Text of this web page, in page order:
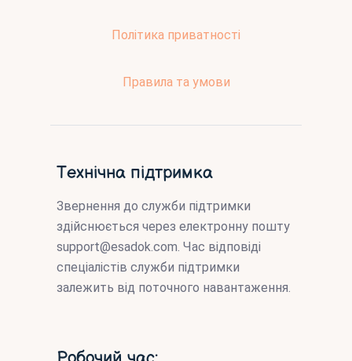
Політика приватності
Правила та умови
Технічна підтримка
Звернення до служби підтримки
здійснюється через електронну пошту
support@esadok.com. Час відповіді
спеціалістів служби підтримки
залежить від поточного навантаження.